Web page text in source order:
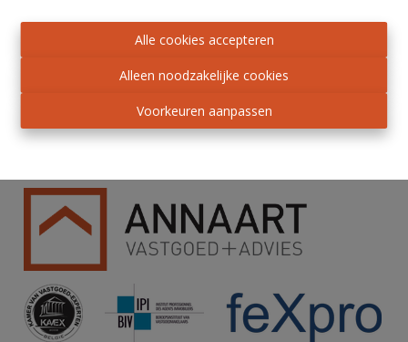
Alle cookies accepteren
Alleen noodzakelijke cookies
Voorkeuren aanpassen
mollis. Cras eu felis et enim fermentum porta.